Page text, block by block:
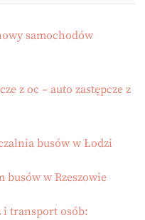
samochodów
z oc – auto zastępcze z
busów w Łodzi
busów w Rzeszowie
i transport osób: